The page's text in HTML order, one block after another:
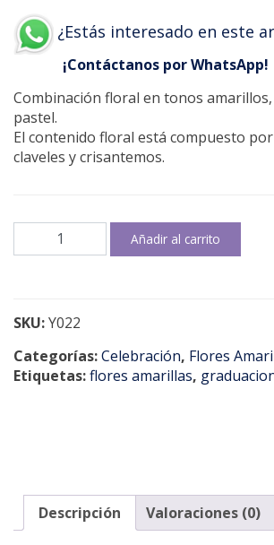
¿Estás interesado en este
¡Contáctanos por WhatsApp!
Combinación floral en tonos
pastel.
El contenido floral está compuesto
claveles y crisantemos.
Blissful
cantidad
Añadir al carrito
SKU:Y022
Categorías:Celebración, Flores
Etiquetas:flores amarillas,
Descripción Valoraciones (0)